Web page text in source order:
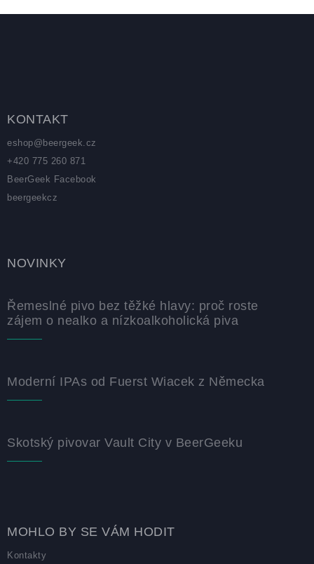
KONTAKT
eshop@ beergeek.cz
+420 775 260 871
BeerGeek Facebook
beergeekcz
NOVINKY
Řemeslné pivo bez těžké hlavy: proč roste
zájem o nealko a nízkoalkoholická piva
Moderní IPAs od Fuerst Wiacek z Německa
Skotský pivovar Vault City v BeerGeeku
MOHLO BY SE VÁM HODIT
Kontakty